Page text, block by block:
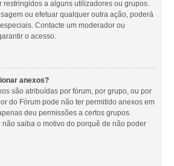
restringidos a alguns utilizadores ou grupos.
ou efetuar qualquer outra ação, poderá
Contacte um moderador ou
o acesso.
anexos?
são atribuídas por fórum, por grupo, ou por
do Fórum pode não ter permitido anexos em
deu permissões a certos grupos.
não saiba o motivo do porquê de não poder